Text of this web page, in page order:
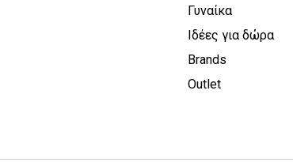
Γυναίκα
Ιδέες για δώρα
Brands
Outlet